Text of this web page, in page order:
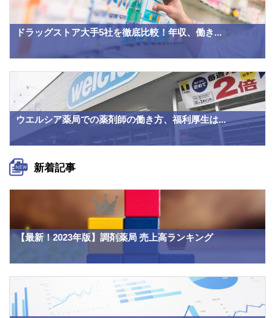
ドラッグストア大手5社を徹底比較！年収、働き...
ウエルシア薬局での薬剤師の働き方、福利厚生は...
新着記事
【最新！2023年版】調剤薬局 売上高ランキング